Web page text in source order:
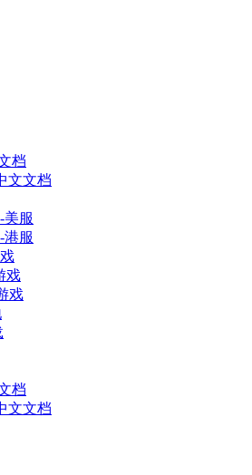
档
文文档
美服
港服
戏
戏
档
文文档